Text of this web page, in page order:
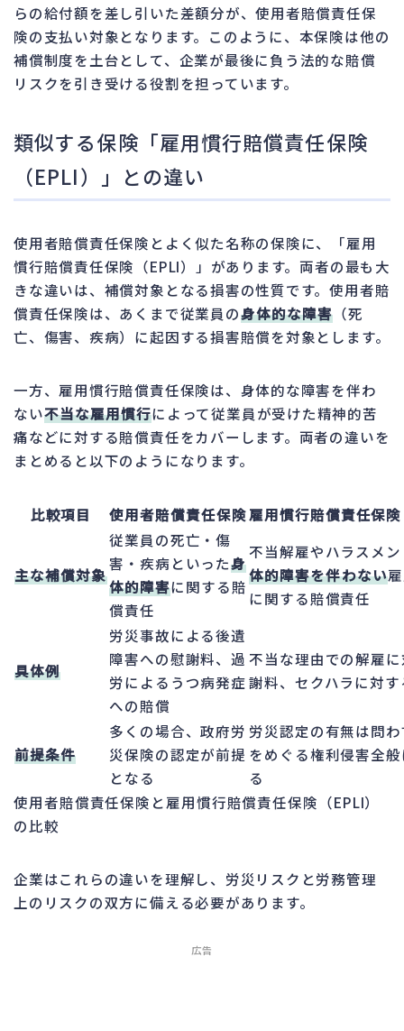
らの給付額を差し引いた差額分が、使用者賠償責任保
険の支払い対象となります。このように、本保険は他の
補償制度を土台として、企業が最後に負う法的な賠償
リスクを引き受ける役割を担っています。
類似する保険「雇用慣行賠償責任保険
（EPLI）」との違い
使用者賠償責任保険とよく似た名称の保険に、「雇用
慣行賠償責任保険（EPLI）」があります。両者の最も大
きな違いは、補償対象となる損害の性質です。使用者賠
償責任保険は、あくまで従業員の身体的な障害 （死
亡、傷害、疾病）に起因する損害賠償を対象とします。
一方、雇用慣行賠償責任保険は、身体的な障害を伴わ
ない不当な雇用慣行によって従業員が受けた精神的苦
痛などに対する賠償責任をカバーします。両者の違いを
まとめると以下のようになります。
比較項目 使用者賠償責任保険雇用慣行賠償責任保
主な補償対象
従業員の死亡・傷
害・疾病といった身
体的障害に関する賠
償責任
不当解雇やハラスメ
体的障害を伴わない
に関する賠償責任
具体例
労災事故による後遺
障害への慰謝料、過
労によるうつ病発症
への賠償
不当な理由での解雇
謝料、セクハラに対
前提条件
多くの場合、政府労
災保険の認定が前提
となる
労災認定の有無は問
をめぐる権利侵害全
る
使用者賠償責任保険と雇用慣行賠償責任保険（EPLI）
の比較
企業はこれらの違いを理解し、労災リスクと労務管理
上のリスクの双方に備える必要があります。
広告